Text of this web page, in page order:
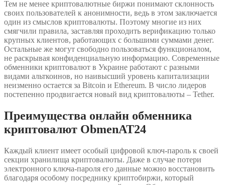
Тем не менее криптовалютные биржи понимают склонность
своих пользователей к анонимности, ведь в этом заключается
один из смыслов криптовалюты. Поэтому многие из них
смягчили правила, заставляя проходить верификацию только
крупных клиентов, работающих с большими суммами денег.
Остальные же могут свободно пользоваться функционалом,
не раскрывая конфиденциальную информацию. Современные
обменники криптовалют в Украине работают с разными
видами альткоинов, но наивысший уровень капитализации
неизменно остается за Bitcoin и Ethereum. В число лидеров
постепенно продвигается новый вид криптовалюты – Tether.
Преимущества онлайн обменника
криптовалют ObmenAT24
Каждый клиент имеет особый цифровой ключ-пароль к своей
секции хранилища криптовалюты. Даже в случае потери
электронного ключа-пароля его данные можно восстановить
благодаря особому посреднику криптобиржи, который